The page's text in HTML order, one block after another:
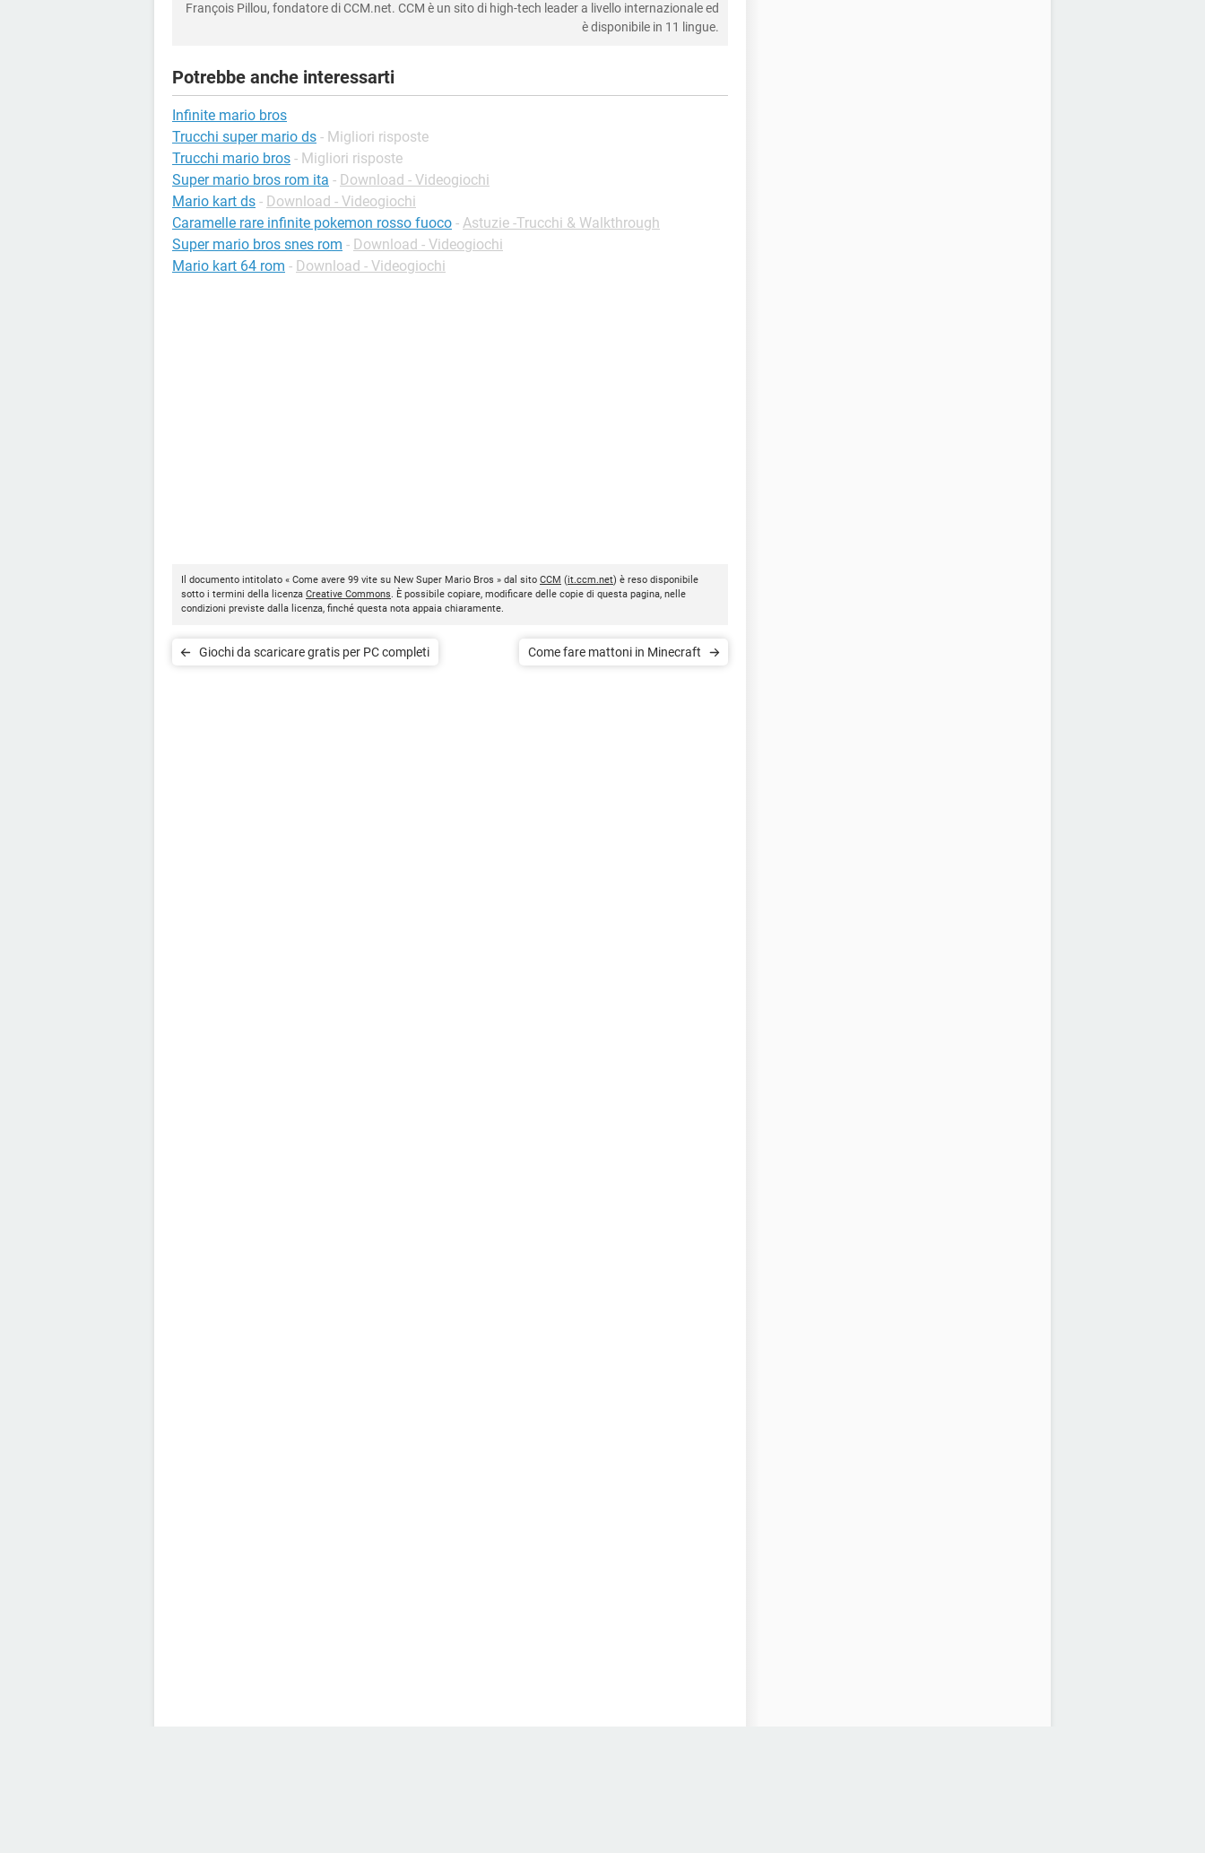
François Pillou, fondatore di CCM.net. CCM è un sito di high-tech leader a livello internazionale ed
è disponibile in 11 lingue.
Potrebbe anche interessarti
Infinite mario bros
Trucchi super mario ds - Migliori risposte
Trucchi mario bros - Migliori risposte
Super mario bros rom ita - Download - Videogiochi
Mario kart ds - Download - Videogiochi
Caramelle rare infinite pokemon rosso fuoco - Astuzie -Trucchi & Walkthrough
Super mario bros snes rom - Download - Videogiochi
Mario kart 64 rom - Download - Videogiochi
Il documento intitolato « Come avere 99 vite su New Super Mario Bros » dal sito CCM (it.ccm.net) è reso disponibile
sotto i termini della licenza Creative Commons. È possibile copiare, modificare delle copie di questa pagina, nelle
condizioni previste dalla licenza, finché questa nota appaia chiaramente.
Giochi da scaricare gratis per PC completi Come fare mattoni in Minecraft